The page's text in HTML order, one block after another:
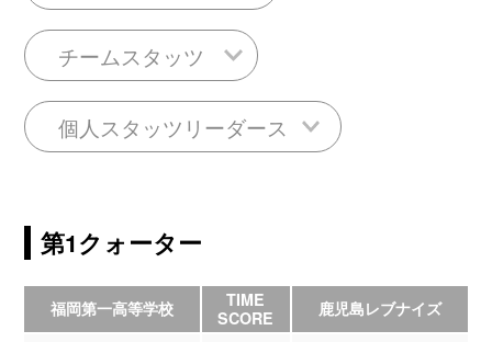
チームスタッツ
個人スタッツリーダース
第1クォーター
福岡第一高等学校
TIME
SCORE
鹿児島レブナイズ